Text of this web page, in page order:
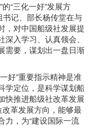
“三化一好”发展方
记、部长杨传堂在与
，对中国船级社发展提
入学习、认真领会、
需要，谋划出一盘日渐
好”重要指示精神是准
学定位，是科学谋划船
快推进船级社改革发展
革发展方向，能够最
力，为“建设国际一流